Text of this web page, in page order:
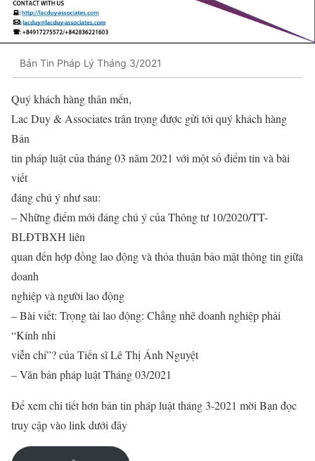
Bản Tin Pháp Lý Tháng 3/2021
Quý khách hàng thân mến,
Lac Duy & Associates trân trọng được gửi tới quý khách hàng
Bản
tin pháp luật của tháng 03 năm 2021 với một số điểm tin và bài
viết
đáng chú ý như sau:
– Những điểm mới đáng chú ý của Thông tư 10/2020/TT-
BLĐTBXH liên
quan đến hợp đồng lao động và thỏa thuận bảo mật thông tin giữa
doanh
nghiệp và người lao động
– Bài viết: Trọng tài lao động: Chẳng nhẽ doanh nghiệp phải
“Kính nhi
viễn chi”? của Tiến sĩ Lê Thị Ánh Nguyệt
– Văn bản pháp luật Tháng 03/2021
Để xem chi tiết hơn bản tin pháp luật tháng 3-2021 mời Bạn đọc
truy cập vào link dưới đây